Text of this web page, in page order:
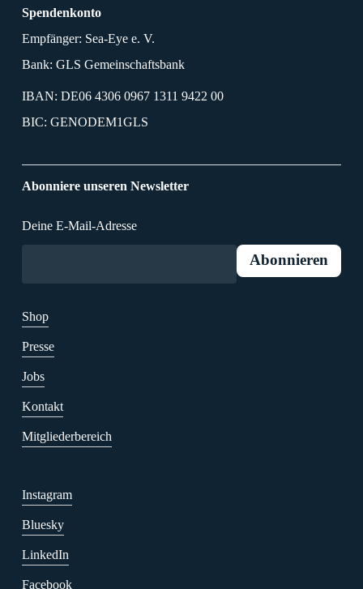
Spendenkonto
Empfänger: Sea-Eye e. V.
Bank: GLS Gemeinschaftsbank
IBAN: DE06 4306 0967 1311 9422 00
BIC: GENODEM1GLS
Abonniere unseren Newsletter
Deine E-Mail-Adresse
Shop
Presse
Jobs
Kontakt
Mitgliederbereich
Instagram
Bluesky
LinkedIn
Facebook